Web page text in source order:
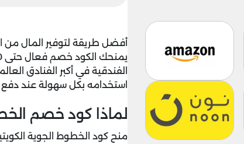
أفضل طريقة لتوفير المال من
الفندقية في أكبر الفنادق
استخدامه بكل سهولة عند دفع
لماذا كود خصم
منح كود الخطوط الجوية